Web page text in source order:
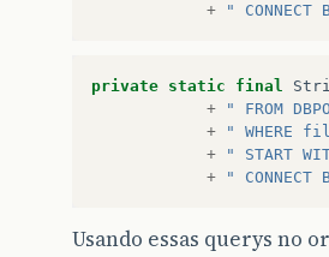
+
"
private static final
+
" FROM
+
" WHERE
+
" START
+
"
Usando essas querys no